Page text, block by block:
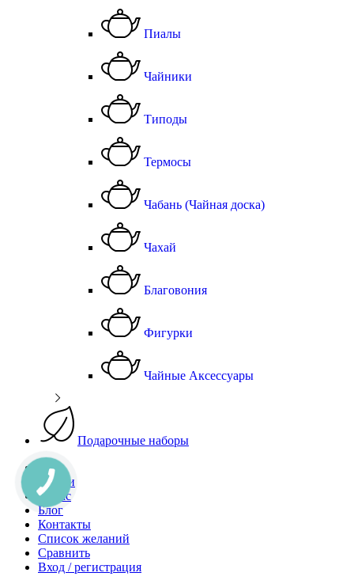
Пиалы
Чайники
Типоды
Термосы
Чабань (Чайная доска)
Чахай
Благовония
Фигурки
Чайные Аксессуары
Подарочные наборы
Чай
Акции
О Нас
Блог
Контакты
Список желаний
Сравнить
Вход / регистрация